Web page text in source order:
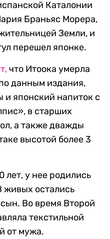
Каталонии
Браньяс Морера,
Земли, и
перешел японке.
что Итоока умерла
данным издания,
японский напиток с
в старших
а также дважды
высотой более 3
лет, у нее родились
живых остались
Во время Второй
текстильной
от мужа.